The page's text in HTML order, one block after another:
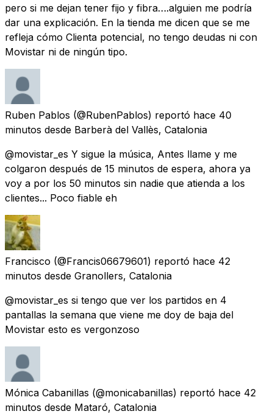
pero si me dejan tener fijo y fibra….alguien me podría
dar una explicación. En la tienda me dicen que se me
refleja cómo Clienta potencial, no tengo deudas ni con
Movistar ni de ningún tipo.
Ruben Pablos (@RubenPablos) reportó hace 40
minutos desde Barberà del Vallès, Catalonia
@movistar_es Y sigue la música, Antes llame y me
colgaron después de 15 minutos de espera, ahora ya
voy a por los 50 minutos sin nadie que atienda a los
clientes... Poco fiable eh
Francisco (@Francis06679601) reportó hace 42
minutos desde Granollers, Catalonia
@movistar_es si tengo que ver los partidos en 4
pantallas la semana que viene me doy de baja del
Movistar esto es vergonzoso
Mónica Cabanillas (@monicabanillas) reportó hace 42
minutos desde Mataró, Catalonia